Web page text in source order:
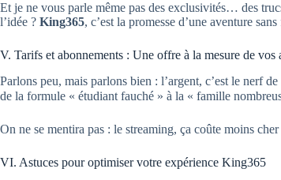
Et je ne vous parle même pas des exclusivités… des
l’idée ? King365, c’est la promesse d’une aventure
V. Tarifs et abonnements : Une offre à la mesure de vos
Parlons peu, mais parlons bien : l’argent, c’est le nerf
de la formule « étudiant fauché » à la « famille
On ne se mentira pas : le streaming, ça coûte moins
VI. Astuces pour optimiser votre expérience King365